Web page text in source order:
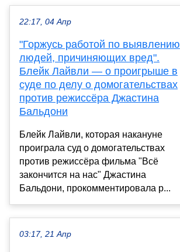
22:17, 04 Апр
"Горжусь работой по выявлению
людей, причиняющих вред".
Блейк Лайвли — о проигрыше в
суде по делу о домогательствах
против режиссёра Джастина
Бальдони
Блейк Лайвли, которая накануне
проиграла суд о домогательствах
против режиссёра фильма "Всё
закончится на нас" Джастина
Бальдони, прокомментировала р...
03:17, 21 Апр